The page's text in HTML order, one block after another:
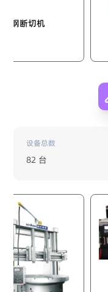
机
设备总数
82 台